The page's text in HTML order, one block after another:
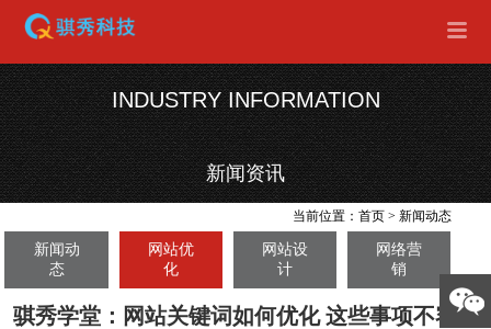
INDUSTRY INFORMATION
新闻资讯
当前位置：首页 >新闻动态
新闻动
态
网站优
化
网站设
计
网络营
销
骐秀学堂：网站关键词如何优化 这些事项不容忽